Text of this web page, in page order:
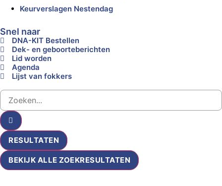
Keurverslagen Nestendag
Snel naar
DNA-KIT Bestellen
Dek- en geboorteberichten
Lid worden
Agenda
Lijst van fokkers
RESULTATEN
BEKIJK ALLE ZOEKRESULTATEN